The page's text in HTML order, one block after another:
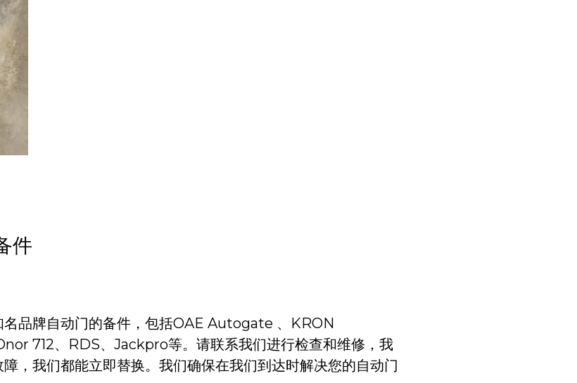
件
品牌自动门的备件，包括OAE Autogate 、KRON
712、RDS、Jackpro等。请联系我们进行检查和维修，我
，我们都能立即替换。我们确保在我们到达时解决您的自动门